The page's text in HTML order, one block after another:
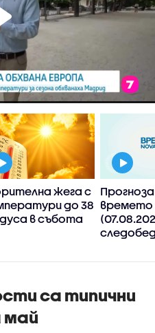
жега с
до 38
в събота
времето
са типични
май